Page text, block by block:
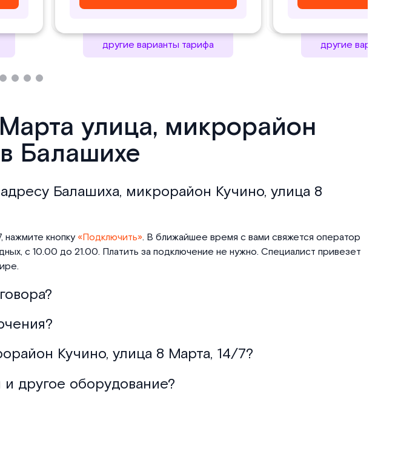
другие варианты тарифа другие
улица, микрорайон
Балашихе
Балашиха, микрорайон Кучино, улица 8
нажмите кнопку«Подключить». В ближайшее время с вами свяжется оператор
с 10.00 до 21.00. Платить за подключение не нужно. Специалист привезет
Кучино, улица 8 Марта, 14/7?
другое оборудование?